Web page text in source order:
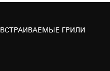
ВСТРАИВАЕМЫЕ ГРИЛИ